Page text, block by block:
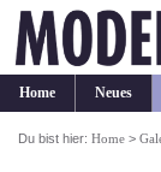
Home Neues
Du bist hier:Home >